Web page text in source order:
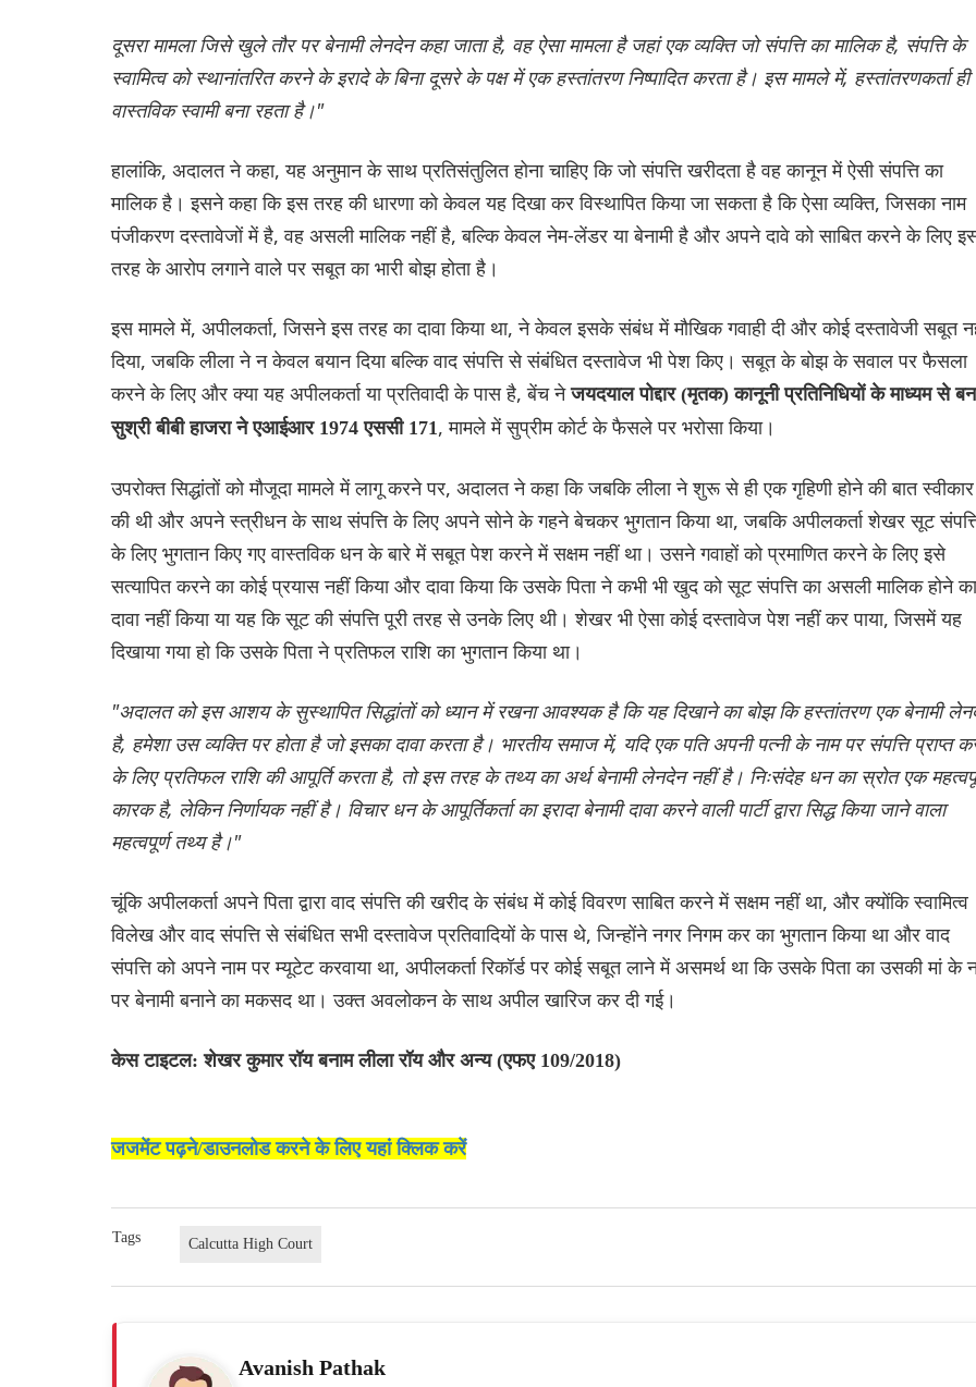
दूसरा मामला जिसे खुले तौर पर बेनामी लेनदेन कहा जाता है, वह ऐसा मामला है जहां एक व्यक्ति जो संपत्ति का मालिक है, संपत्ति के
स्वामित्व को स्थानांतरित करने के इरादे के बिना दूसरे के पक्ष में एक हस्तांतरण निष्पादित करता है। इस मामले में, हस्तांतरणकर्ता ही
वास्तविक स्वामी बना रहता है।"
हालांकि, अदालत ने कहा, यह अनुमान के साथ प्रतिसंतुलित होना चाहिए कि जो संपत्ति खरीदता है वह कानून में ऐसी संपत्ति का
मालिक है। इसने कहा कि इस तरह की धारणा को केवल यह दिखा कर विस्थापित किया जा सकता है कि ऐसा व्यक्ति, जिसका नाम
पंजीकरण दस्तावेजों में है, वह असली मालिक नहीं है, बल्कि केवल नेम-लेंडर या बेनामी है और अपने दावे को साबित करने के लिए
तरह के आरोप लगाने वाले पर सबूत का भारी बोझ होता है।
इस मामले में, अपीलकर्ता, जिसने इस तरह का दावा किया था, ने केवल इसके संबंध में मौखिक गवाही दी और कोई दस्तावेजी सबूत
दिया, जबकि लीला ने न केवल बयान दिया बल्कि वाद संपत्ति से संबंधित दस्तावेज भी पेश किए। सबूत के बोझ के सवाल पर फैसला
करने के लिए और क्या यह अपीलकर्ता या प्रतिवादी के पास है, बेंच नेजयदयाल पोद्दार (मृतक) कानूनी प्रतिनिधियों के माध्यम से
सुश्री बीबी हाजरा ने एआईआर 1974 एससी 171, मामले में सुप्रीम कोर्ट के फैसले पर भरोसा किया।
उपरोक्त सिद्धांतों को मौजूदा मामले में लागू करने पर, अदालत ने कहा कि जबकि लीला ने शुरू से ही एक गृहिणी होने की बात स्वीकार
की थी और अपने स्त्रीधन के साथ संपत्ति के लिए अपने सोने के गहने बेचकर भुगतान किया था, जबकि अपीलकर्ता शेखर सूट
के लिए भुगतान किए गए वास्तविक धन के बारे में सबूत पेश करने में सक्षम नहीं था। उसने गवाहों को प्रमाणित करने के लिए इसे
सत्यापित करने का कोई प्रयास नहीं किया और दावा किया कि उसके पिता ने कभी भी खुद को सूट संपत्ति का असली मालिक होने का
दावा नहीं किया या यह कि सूट की संपत्ति पूरी तरह से उनके लिए थी। शेखर भी ऐसा कोई दस्तावेज पेश नहीं कर पाया, जिसमें यह
दिखाया गया हो कि उसके पिता ने प्रतिफल राशि का भुगतान किया था।
"अदालत को इस आशय के सुस्थापित सिद्धांतों को ध्यान में रखना आवश्यक है कि यह दिखाने का बोझ कि हस्तांतरण एक बेनामी
है, हमेशा उस व्यक्ति पर होता है जो इसका दावा करता है। भारतीय समाज में, यदि एक पति अपनी पत्नी के नाम पर संपत्ति प्राप्त
के लिए प्रतिफल राशि की आपूर्ति करता है, तो इस तरह के तथ्य का अर्थ बेनामी लेनदेन नहीं है। निःसंदेह धन का स्रोत एक
कारक है, लेकिन निर्णायक नहीं है। विचार धन के आपूर्तिकर्ता का इरादा बेनामी दावा करने वाली पार्टी द्वारा सिद्ध किया जाने वाला
महत्वपूर्ण तथ्य है।"
चूंकि अपीलकर्ता अपने पिता द्वारा वाद संपत्ति की खरीद के संबंध में कोई विवरण साबित करने में सक्षम नहीं था, और क्योंकि स्वामित्व
विलेख और वाद संपत्ति से संबंधित सभी दस्तावेज प्रतिवादियों के पास थे, जिन्होंने नगर निगम कर का भुगतान किया था और वाद
संपत्ति को अपने नाम पर म्यूटेट करवाया था, अपीलकर्ता रिकॉर्ड पर कोई सबूत लाने में असमर्थ था कि उसके पिता का उसकी मां के
पर बेनामी बनाने का मकसद था। उक्त अवलोकन के साथ अपील खारिज कर दी गई।
केस टाइटल: शेखर कुमार रॉय बनाम लीला रॉय और अन्य (एफए 109/2018)
जजमेंट पढ़ने/डाउनलोड करने के लिए यहां क्लिक करें
Tags Calcutta High Court
Avanish Pathak